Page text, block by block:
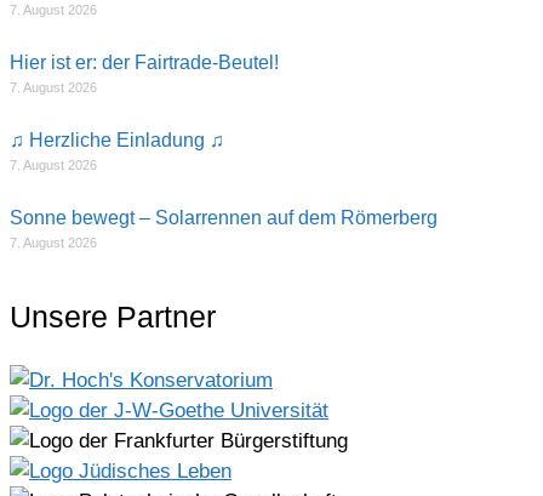
7. August 2026
Hier ist er: der Fairtrade-Beutel!
7. August 2026
♫ Herzliche Einladung ♫
7. August 2026
Sonne bewegt – Solarrennen auf dem Römerberg
7. August 2026
Unsere Partner